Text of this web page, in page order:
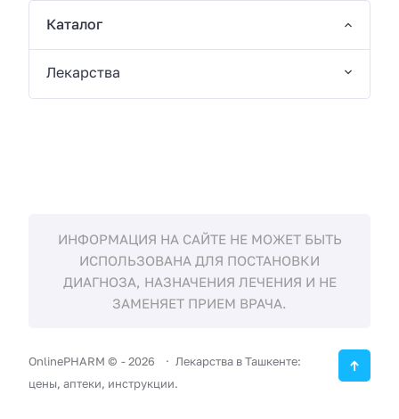
Каталог
Лекарства
ИНФОРМАЦИЯ НА САЙТЕ НЕ МОЖЕТ БЫТЬ
ИСПОЛЬЗОВАНА ДЛЯ ПОСТАНОВКИ
ДИАГНОЗА, НАЗНАЧЕНИЯ ЛЕЧЕНИЯ И НЕ
ЗАМЕНЯЕТ ПРИЕМ ВРАЧА.
OnlinePHARM © -2026
Лекарства в Ташкенте:
цены, аптеки, инструкции.